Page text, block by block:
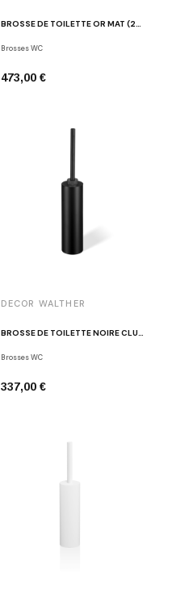
BROSSE DE TOILETTE OR MAT (24 CARAT) CLUB SBG
Brosses WC
473,00 €
DECOR WALTHER
Brosses WC
337,00 €